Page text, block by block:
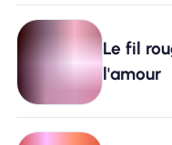
Le fil
l'amour